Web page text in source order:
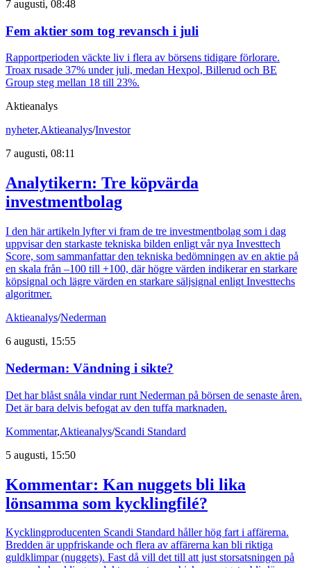
7 augusti, 08:48
Fem aktier som tog revansch i juli
Rapportperioden väckte liv i flera av börsens tidigare förlorare.
Troax rusade 37% under juli, medan Hexpol, Billerud och BE
Group steg mellan 18 till 23%.
Aktieanalys
nyheter,Aktieanalys/Investor
7 augusti, 08:11
Analytikern: Tre köpvärda
investmentbolag
I den här artikeln lyfter vi fram de tre investmentbolag som i dag
uppvisar den starkaste tekniska bilden enligt vår nya Investtech
Score, som sammanfattar den tekniska bedömningen av en aktie på
en skala från –100 till +100, där högre värden indikerar en starkare
köpsignal och lägre värden en starkare säljsignal enligt Investtechs
algoritmer.
Aktieanalys/Nederman
6 augusti, 15:55
Nederman: Vändning i sikte?
Det har blåst snåla vindar runt Nederman på börsen de senaste åren.
Det är bara delvis befogat av den tuffa marknaden.
Kommentar,Aktieanalys/Scandi Standard
5 augusti, 15:50
Kommentar: Kan nuggets bli lika
lönsamma som kycklingfilé?
Kycklingproducenten Scandi Standard håller hög fart i affärerna.
Bredden är uppfriskande och flera av affärerna kan bli riktiga
guldklimpar (nuggets). Fast då vill det till att just storsatsningen på